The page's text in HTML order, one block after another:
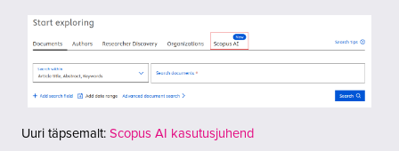
Uuri täpsemalt: Scopus AI kasutusjuhend